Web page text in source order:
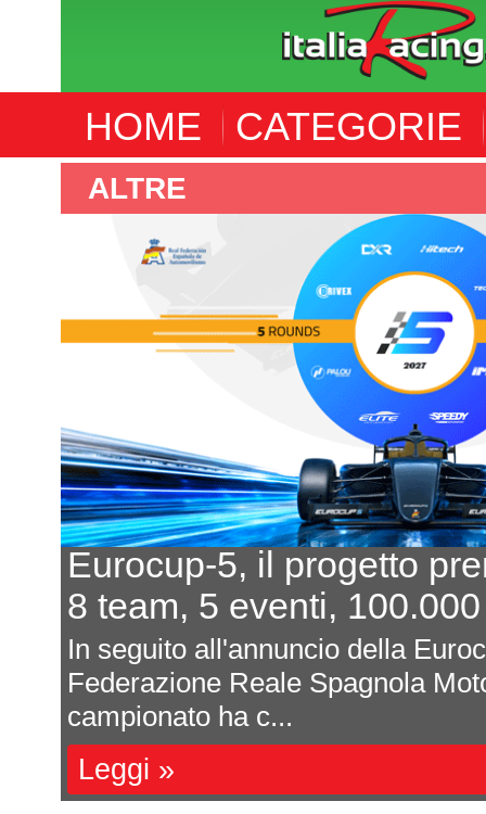
HOME CATEGORIE
F4 SPANISH
In 7 per un posto al sole
L'equilibrio che persiste
Davide Attanasio - FotocarÈ
magnum di corse, di
sono affastella...
Leggi »